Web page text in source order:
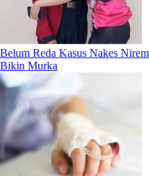
Belum Reda Kasus Nakes
Bikin Murka